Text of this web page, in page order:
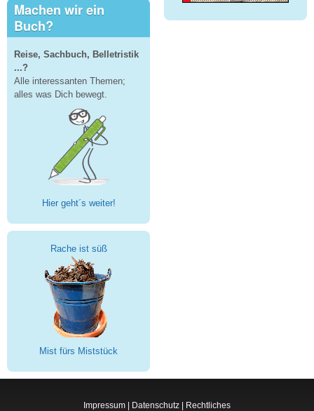
Machen wir ein
Buch?
Reise, Sachbuch, Belletristik
...?
Alle interessanten Themen;
alles was Dich bewegt.
Hier geht´s weiter!
Rache ist süß
Mist fürs Miststück
Impressum Datenschutz
Rechtliches